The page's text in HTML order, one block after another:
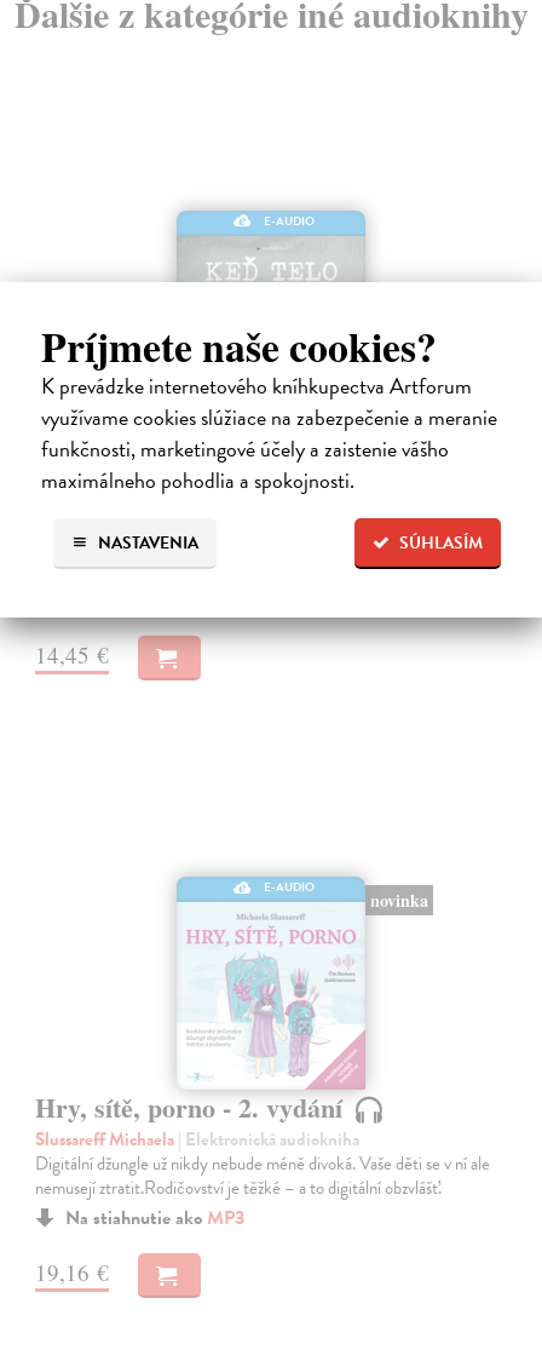
Príjmete naše cookies?
K prevádzke internetového kníhkupectva Artforum
využívame cookies slúžiace na zabezpečenie a meranie
funkčnosti, marketingové účely a zaistenie vášho
maximálneho pohodlia a spokojnosti.
SÚHLASÍM
NASTAVENIA
Ďalšie z kategórie iné audioknihy
E-AUDIO
Keď telo povie nie
Maté Gábor| Elektronická audiokniha
Prevencia pred chorobami ľudstvo zamestnáva od nepamäti. Lekár a
uznávaný autor Gábor Maté verí, že spôsob akým premýšľame a
využívame svoju mozgovú kapacitu, má vplyv aj na naše fyzické
zdravie.
14,45 €
E-AUDIO
novinka
Hry, sítě, porno - 2. vydání
Slussareff Michaela| Elektronická audiokniha
Digitální džungle už nikdy nebude méně divoká. Vaše děti se v ní ale
nemusejí ztratit.Rodičovství je těžké – a to digitální obzvlášť.
Na stiahnutie ako MP3
19,16 €